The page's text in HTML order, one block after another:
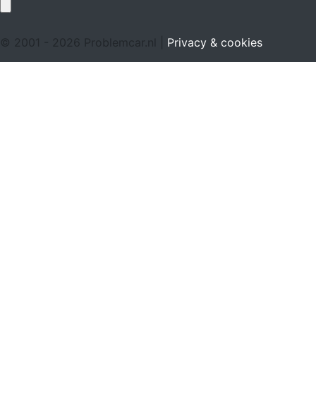
© 2001 - 2026 Problemcar.nl | Privacy & cookies